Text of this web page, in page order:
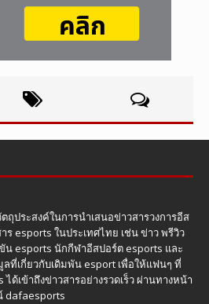
ถุประสงค์ในการนำเสนอข่าวสารวงการอีส
ร esports ในประเทศไทย เช่น ข่าว พรีวิว
น esports นักกีฬาอีสปอร์ต esports และ
ที่เกี่ยวกับเดิมพัน esport เพื่อให้แฟนๆ ที่
ด้เข้าถึงข่าวสารอย่างรวดเร็ว ผ่านทางหน้า
dafaesports